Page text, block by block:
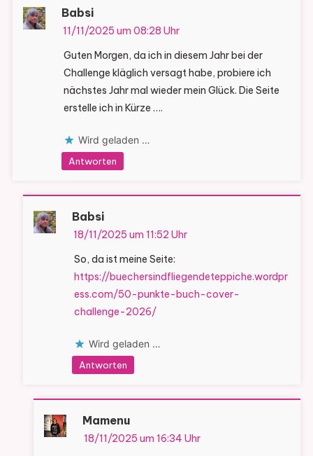
Babsi
11/11/2025 um 08:28 Uhr
Guten Morgen, da ich in diesem Jahr bei der
Challenge kläglich versagt habe, probiere ich
nächstes Jahr mal wieder mein Glück. Die Seite
erstelle ich in Kürze ….
Wird geladen …
Antworten
Babsi
18/11/2025 um 11:52 Uhr
So, da ist meine Seite:
https://buechersindfliegendeteppiche.wordpr
ess.com/50-punkte-buch-cover-
challenge-2026/
Wird geladen …
Antworten
Mamenu
18/11/2025 um 16:34 Uhr